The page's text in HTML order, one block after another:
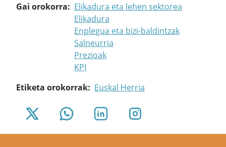
Gai orokorra
Elikadura eta lehen sektorea
Elikadura
Enplegua eta bizi-baldintzak
Salneurria
Prezioak
KPI
Etiketa orokorrak
Euskal Herria